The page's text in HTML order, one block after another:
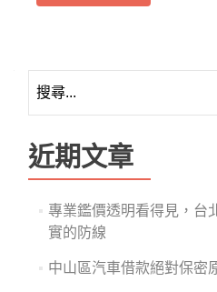
尋
鍵
字:
近期文章
專業鑑價透明看得見，台
實的防線
中山區汽車借款絕對保密